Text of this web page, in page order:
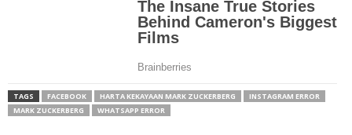
TAGS FACEBOOK HARTA KEKAYAAN MARK ZUCKERBERG
INSTAGRAM ERROR
MARK ZUCKERBERG
WHATSAPP ERROR